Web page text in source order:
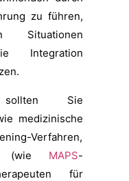
zu führen,
Situationen
Integration
Sie
medizinische
Verfahren,
(wie MAPS-
für